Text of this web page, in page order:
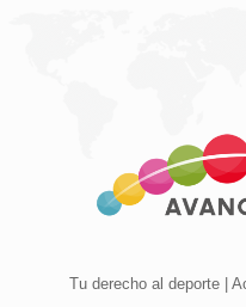
Tu derecho al deporte |